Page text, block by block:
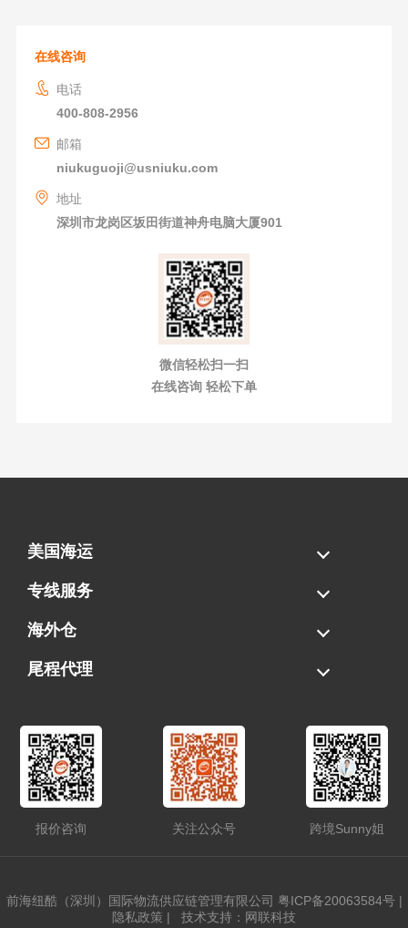
在线咨询
电话
400-808-2956
邮箱
niukuguoji@usniuku.com
地址
深圳市龙岗区坂田街道神舟电脑大厦901
微信轻松扫一扫
在线咨询 轻松下单
美国海运
海运拼柜
海运整柜
美国海卡
加拿大海运
专线服务
FBA专线直送
超大件专线
AWD专线
电池专线
海外仓
一件代发
FBA中转
贴标换标
拆柜/存储
尾程代理
报价咨询 关注公众号 跨境Sunny姐
前海纽酷（深圳）国际物流供应链管理有限公司 粤ICP备20063584号|
隐私政策 | 技术支持：网联科技